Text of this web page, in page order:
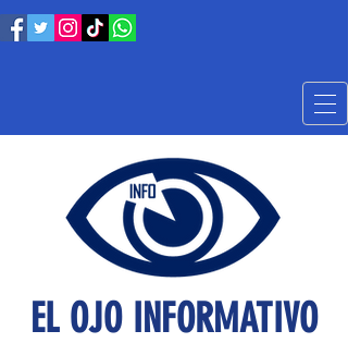
EL OJO INFORMATIVO